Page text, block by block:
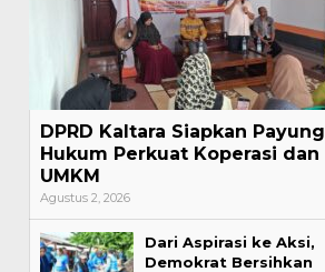
DPRD Kaltara Siapkan Payung
Hukum Perkuat Koperasi dan
UMKM
Agustus 2, 2026
Dari Aspirasi ke Aksi,
Demokrat Bersihkan